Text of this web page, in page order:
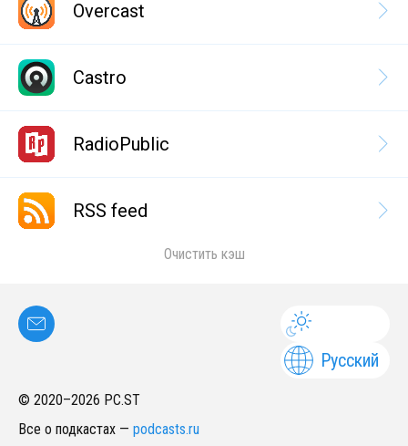
Overcast
Castro
RadioPublic
RSS feed
Очистить кэш
Русский
© 2020–2026 PC.ST
Все о подкастах — podcasts.ru